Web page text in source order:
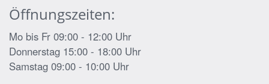
Öffnungszeiten:
Mo bis Fr 09:00 - 12:00 Uhr
Donnerstag 15:00 - 18:00 Uhr
Samstag 09:00 - 10:00 Uhr